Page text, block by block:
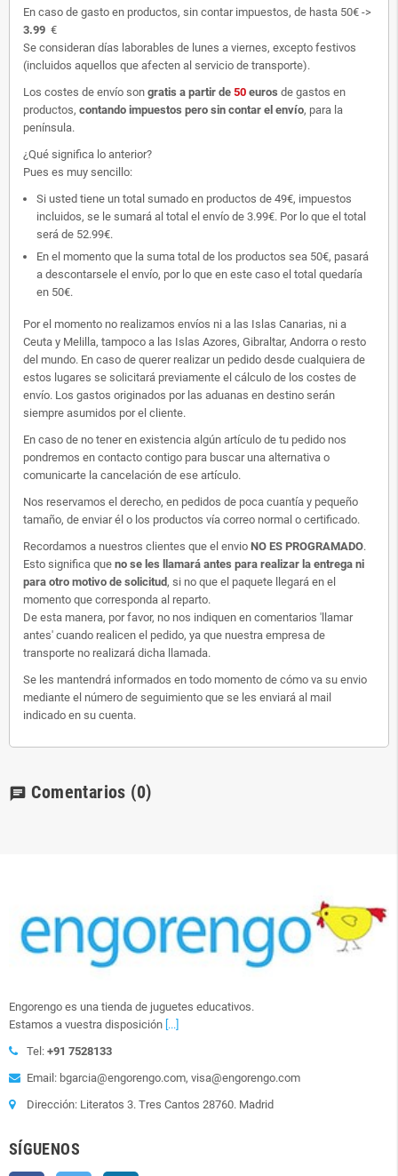
En caso de gasto en productos, sin contar impuestos, de hasta 50€ ->
3.99 €
Se consideran días laborables de lunes a viernes, excepto festivos
(incluidos aquellos que afecten al servicio de transporte).
Los costes de envío son gratis a partir de 50 euros de gastos en
productos, contando impuestos pero sin contar el envío, para la
península.
¿Qué significa lo anterior?
Pues es muy sencillo:
Si usted tiene un total sumado en productos de 49€, impuestos
incluidos, se le sumará al total el envío de 3.99€. Por lo que el total
será de 52.99€.
En el momento que la suma total de los productos sea 50€, pasará
a descontarsele el envío, por lo que en este caso el total quedaría
en 50€.
Por el momento no realizamos envíos ni a las Islas Canarias, ni a
Ceuta y Melilla, tampoco a las Islas Azores, Gibraltar, Andorra o resto
del mundo. En caso de querer realizar un pedido desde cualquiera de
estos lugares se solicitará previamente el cálculo de los costes de
envío. Los gastos originados por las aduanas en destino serán
siempre asumidos por el cliente.
En caso de no tener en existencia algún artículo de tu pedido nos
pondremos en contacto contigo para buscar una alternativa o
comunicarte la cancelación de ese artículo.
Nos reservamos el derecho, en pedidos de poca cuantía y pequeño
tamaño, de enviar él o los productos vía correo normal o certificado.
Recordamos a nuestros clientes que el envio NO ES PROGRAMADO.
Esto significa que no se les llamará antes para realizar la entrega ni
para otro motivo de solicitud, si no que el paquete llegará en el
momento que corresponda al reparto.
De esta manera, por favor, no nos indiquen en comentarios 'llamar
antes' cuando realicen el pedido, ya que nuestra empresa de
transporte no realizará dicha llamada.
Se les mantendrá informados en todo momento de cómo va su envio
mediante el número de seguimiento que se les enviará al mail
indicado en su cuenta.
chat Comentarios (0)
Engorengo es una tienda de juguetes educativos.
Estamos a vuestra disposición [...]
Tel: +91 7528133
Email: bgarcia@engorengo.com, visa@engorengo.com
Dirección: Literatos 3. Tres Cantos 28760. Madrid
SÍGUENOS